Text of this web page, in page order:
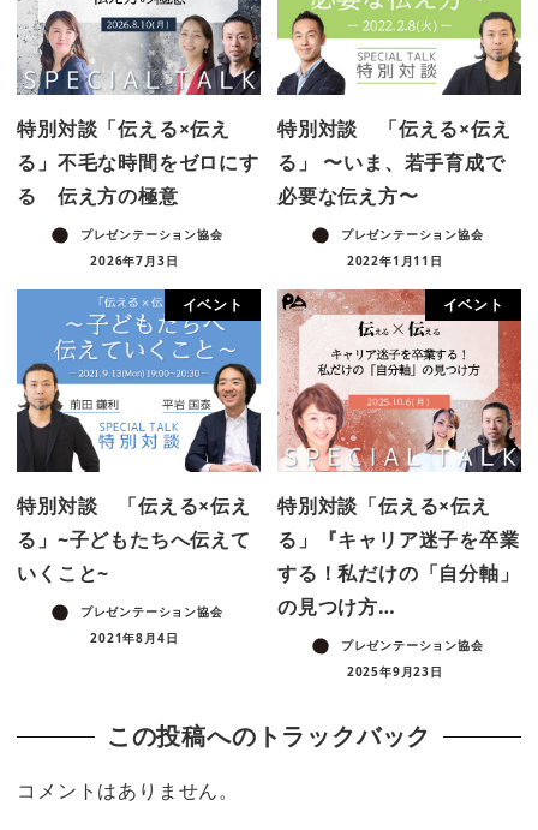
特別対談「伝える×伝え
る」不毛な時間をゼロにす
る 伝え方の極意
プレゼンテーション協会
2026年7月3日
特別対談 「伝える×伝え
る」 〜いま、若手育成で
必要な伝え方〜
プレゼンテーション協会
2022年1月11日
イベント
特別対談 「伝える×伝え
る」~子どもたちへ伝えて
いくこと~
プレゼンテーション協会
2021年8月4日
イベント
特別対談「伝える×伝え
る」『キャリア迷子を卒業
する！私だけの「自分軸」
の見つけ方…
プレゼンテーション協会
2025年9月23日
この投稿へのトラックバック
コメントはありません。